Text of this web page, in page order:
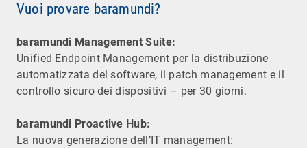
Vuoi provare baramundi?
baramundi Management Suite:
Unified Endpoint Management per la distribuzione
automatizzata del software, il patch management e il
controllo sicuro dei dispositivi – per 30 giorni.
baramundi Proactive Hub:
La nuova generazione dell’IT management: